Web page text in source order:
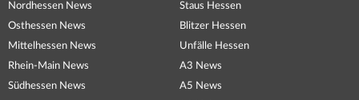
Nordhessen News
Osthessen News
Mittelhessen News
Rhein-Main News
Südhessen News
Staus Hessen
Blitzer Hessen
Unfälle Hessen
A3 News
A5 News